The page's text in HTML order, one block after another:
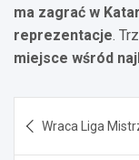
ma zagrać w
reprezentacje.
miejsce wśród
wpisu
Wraca Liga